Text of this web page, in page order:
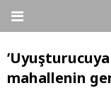
mahallenin